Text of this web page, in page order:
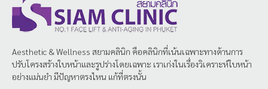
Aesthetic & Wellness สยามคลินิก คือคลินิกที่เน้นเฉพาะทางด้านการ
ปรับโครงสร้างใบหน้าและรูปร่างโดยเฉพาะ เราเก่งในเรื่องวิเคราะห์ใบหน้า
อย่างแม่นยำ มีปัญหาตรงไหน แก้ที่ตรงนั้น